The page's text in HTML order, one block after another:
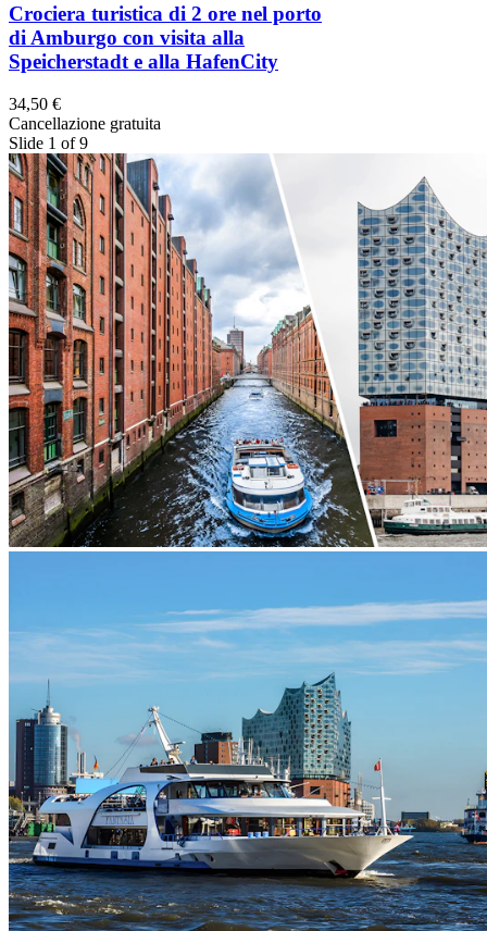
Crociera turistica di 2 ore nel porto
di Amburgo con visita alla
Speicherstadt e alla HafenCity
34,50 €
Cancellazione gratuita
Slide 1 of 9